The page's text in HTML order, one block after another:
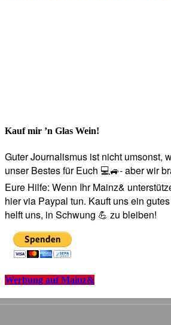
Kauf mir ’n Glas Wein!
Guter Journalismus ist nicht umsonst,
unser Bestes für Euch 💻🚙- aber wir
Eure Hilfe: Wenn Ihr Mainz&
hier via Paypal tun. Kauft uns ein
helft uns, in Schwung 💪 zu bleiben!
Werbung auf Mainz&